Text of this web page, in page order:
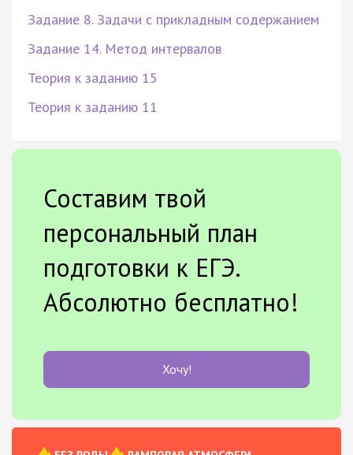
Задание 8. Задачи с прикладным содержанием
Задание 14. Метод интервалов
Теория к заданию 15
Теория к заданию 11
Составим твой
персональный план
подготовки к ЕГЭ.
Абсолютно бесплатно!
Хочу!